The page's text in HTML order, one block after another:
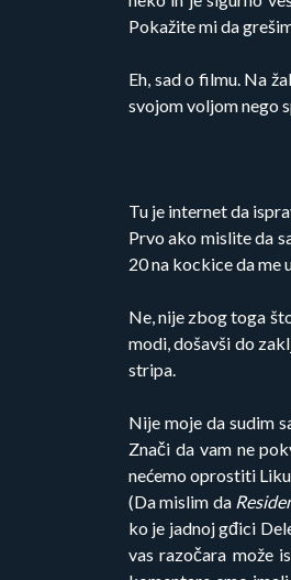
Pokažite mi da
Eh, sad o filmu. Na
svojom voljom nego
Tu je internet da
Prvo ako mislite da
20 na kockice da me
Ne, nije zbog toga
modi, došavši do
stripa.
Nije moje da sudim
Znači da vam ne
nećemo oprostiti
(Da mislim da
ko je jadnoj gđici
vas razočara može